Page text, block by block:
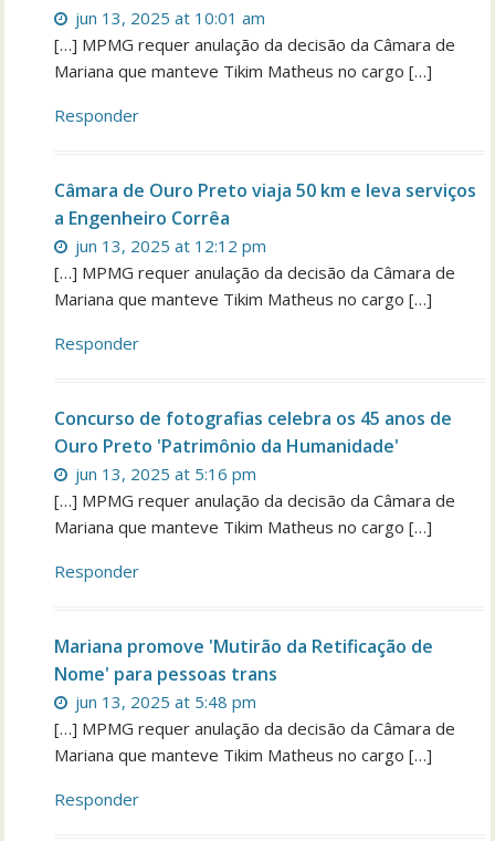
jun 13, 2025 at 10:01 am
[…] MPMG requer anulação da decisão da Câmara de
Mariana que manteve Tikim Matheus no cargo […]
Responder
Câmara de Ouro Preto viaja 50 km e leva serviços
a Engenheiro Corrêa
jun 13, 2025 at 12:12 pm
[…] MPMG requer anulação da decisão da Câmara de
Mariana que manteve Tikim Matheus no cargo […]
Responder
Concurso de fotografias celebra os 45 anos de
Ouro Preto 'Patrimônio da Humanidade'
jun 13, 2025 at 5:16 pm
[…] MPMG requer anulação da decisão da Câmara de
Mariana que manteve Tikim Matheus no cargo […]
Responder
Mariana promove 'Mutirão da Retificação de
Nome' para pessoas trans
jun 13, 2025 at 5:48 pm
[…] MPMG requer anulação da decisão da Câmara de
Mariana que manteve Tikim Matheus no cargo […]
Responder